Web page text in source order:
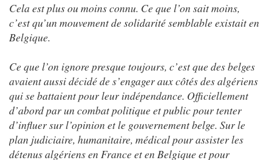
Cela est plus ou moins connu. Ce que l’on sait moins,
c’est qu’un mouvement de solidarité semblable existait en
Belgique.
Ce que l’on ignore presque toujours, c’est que des belges
avaient aussi décidé de s’engager aux côtés des algériens
qui se battaient pour leur indépendance. Officiellement
d’abord par un combat politique et public pour tenter
d’influer sur l’opinion et le gouvernement belge. Sur le
plan judiciaire, humanitaire, médical pour assister les
détenus algériens en France et en Belgique et pour